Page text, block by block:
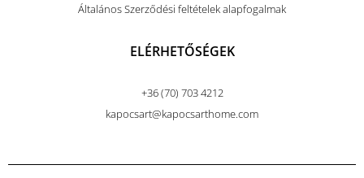
Általános Szerződési feltételek alapfogalmak
ELÉRHETŐSÉGEK
+36 (70) 703 4212
kapocsart@kapocsarthome.com